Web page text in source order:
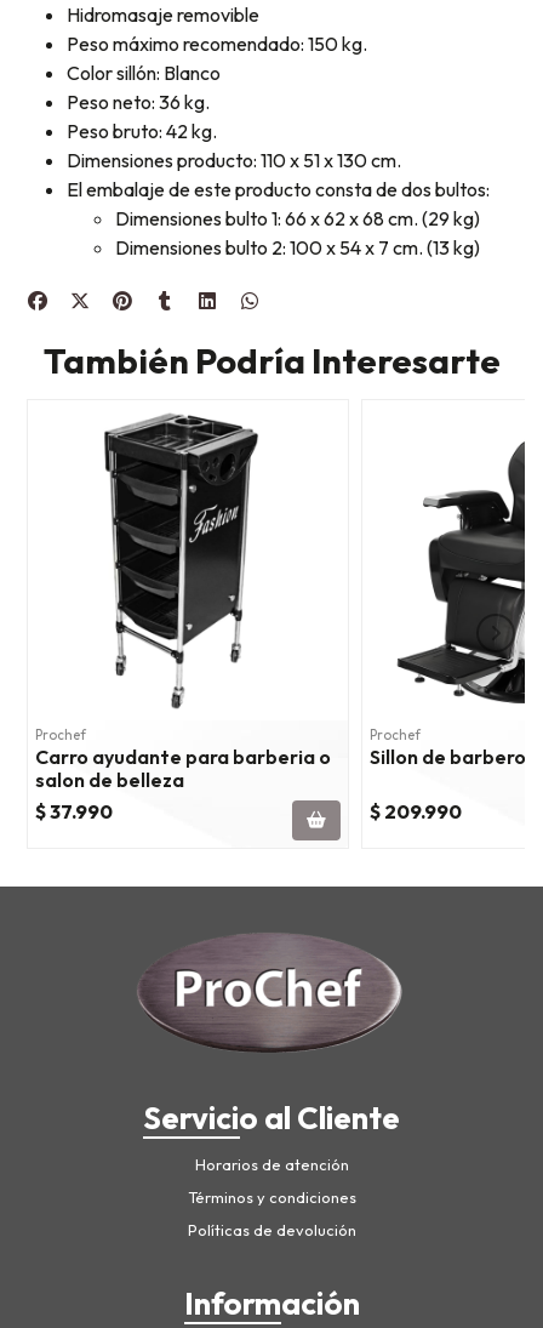
Hidromasaje removible
Peso máximo recomendado: 150 kg.
Color sillón: Blanco
Peso neto: 36 kg.
Peso bruto: 42 kg.
Dimensiones producto: 110 x 51 x 130 cm.
El embalaje de este producto consta de dos bultos:
Dimensiones bulto 1: 66 x 62 x 68 cm. (29 kg)
Dimensiones bulto 2: 100 x 54 x 7 cm. (13 kg)
También Podría Interesarte
Prochef
Carro ayudante para barberia o
salon de belleza
$ 37.990
Prochef
Sillon de barbero
$ 209.990
Servicio al Cliente
Horarios de atención
Términos y condiciones
Políticas de devolución
Información